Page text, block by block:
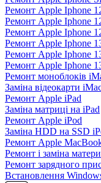
Ремонт Apple Iphone
Ремонт Apple Iphone
Ремонт Apple Iphone
Ремонт Apple Iphone
Ремонт Apple Iphone
Ремонт Apple Iphone
Ремонт моноблоків
Заміна відеокарти
Ремонт Apple iPad
Заміна матриці на iPad
Ремонт Apple iPod
Заміна HDD на SSD
Ремонт Apple
Ремонт і заміна
Ремонт зарядного
Встановлення